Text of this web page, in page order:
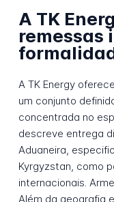
A TK
remessas
A TK Energy
um conjunto
concentrada no
descreve entrega
Aduaneira,
Kyrgyzstan, como
internacionais.
Além da geografia